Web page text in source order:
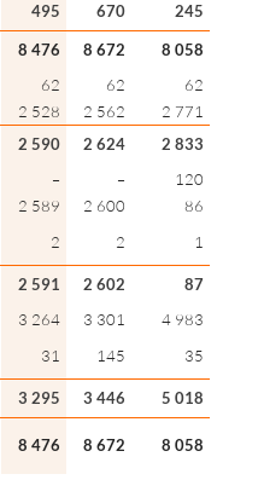
495 670
245
8 476 8 672
8 058
62 62
62
2 528 2 562
2 771
2 590 2 624
2 833
– –
120
2 589 2 600
86
2 2 1
2 591 2 602
87
3 264 3 301
4 983
31 145 35
3 295 3 446
5 018
8 476 8 672 8 058